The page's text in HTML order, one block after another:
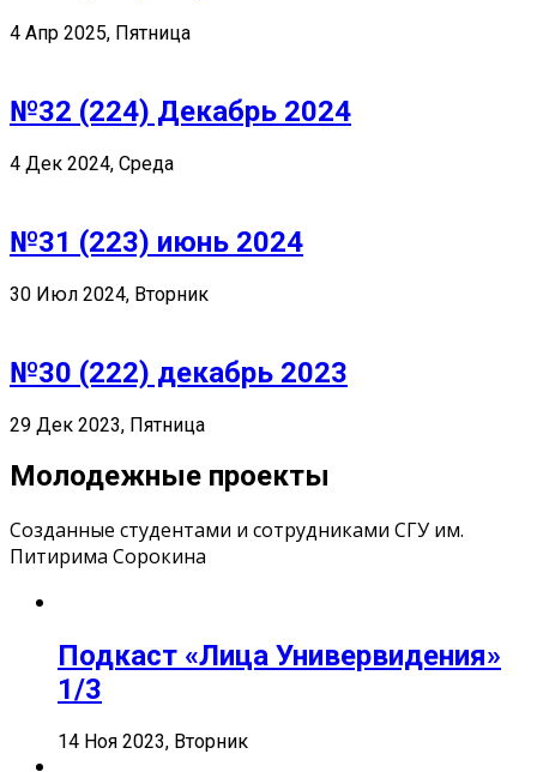
4 Апр 2025, Пятница
№32 (224) Декабрь 2024
4 Дек 2024, Среда
№31 (223) июнь 2024
30 Июл 2024, Вторник
№30 (222) декабрь 2023
29 Дек 2023, Пятница
Молодежные проекты
Созданные студентами и сотрудниками СГУ им.
Питирима Сорокина
Подкаст «Лица Универвидения»
1/3
14 Ноя 2023, Вторник